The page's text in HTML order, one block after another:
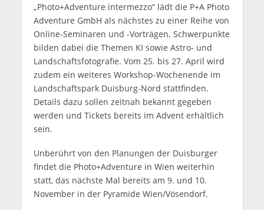
„Photo+Adventure intermezzo“ lädt die P+A Photo
Adventure GmbH als nächstes zu einer Reihe von
Online-Seminaren und -Vorträgen. Schwerpunkte
bilden dabei die Themen KI sowie Astro- und
Landschaftsfotografie. Vom 25. bis 27. April wird
zudem ein weiteres Workshop-Wochenende im
Landschaftspark Duisburg-Nord stattfinden.
Details dazu sollen zeitnah bekannt gegeben
werden und Tickets bereits im Advent erhältlich
sein.
Unberührt von den Planungen der Duisburger
findet die Photo+Adventure in Wien weiterhin
statt, das nächste Mal bereits am 9. und 10.
November in der Pyramide Wien/Vösendorf.